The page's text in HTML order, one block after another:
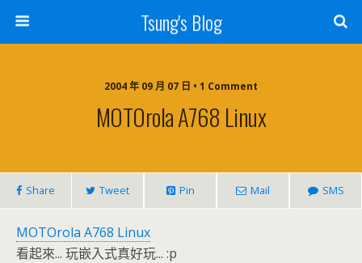
Tsung's Blog
2004 年 09 月 07 日 • 1 Comment
MOTOrola A768 Linux
Share Tweet Pin Mail SMS
MOTOrola A768 Linux
看起來... 玩嵌入式真好玩... :p